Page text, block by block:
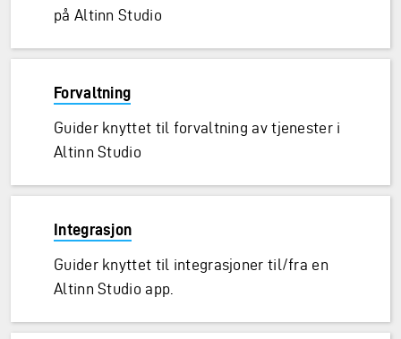
på Altinn Studio
Forvaltning
Guider knyttet til forvaltning av tjenester i
Altinn Studio
Integrasjon
Guider knyttet til integrasjoner til/fra en
Altinn Studio app.